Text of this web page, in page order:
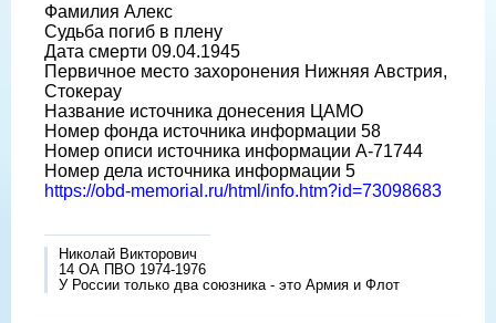
Фамилия Алекс
Судьба погиб в плену
Дата смерти 09.04.1945
Первичное место захоронения Нижняя Австрия,
Стокерау
Название источника донесения ЦАМО
Номер фонда источника информации 58
Номер описи источника информации A-71744
Номер дела источника информации 5
https://obd-memorial.ru/html/info.htm?id=73098683
Николай Викторович
14 ОА ПВО 1974-1976
У России только два союзника - это Армия и Флот